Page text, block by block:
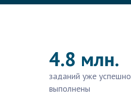
4.8 млн.
заданий уже успешно
выполнены